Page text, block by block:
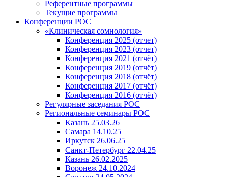
Референтные программы
Текущие программы
Конференции РОС
«Клиническая сомнология»
Конференция 2025 (отчет)
Конференция 2023 (отчет)
Конференция 2021 (отчёт)
Конференция 2019 (отчёт)
Конференция 2018 (отчёт)
Конференция 2017 (отчёт)
Конференция 2016 (отчёт)
Регулярные заседания РОС
Региональные семинары РОС
Казань 25.03.26
Самара 14.10.25
Иркутск 26.06.25
Санкт-Петербург 22.04.25
Казань 26.02.2025
Воронеж 24.10.2024